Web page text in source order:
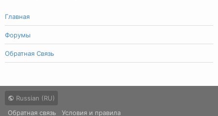
Главная
Форумы
Обратная Связь
Russian (RU)
Обратная связь
Условия и правила